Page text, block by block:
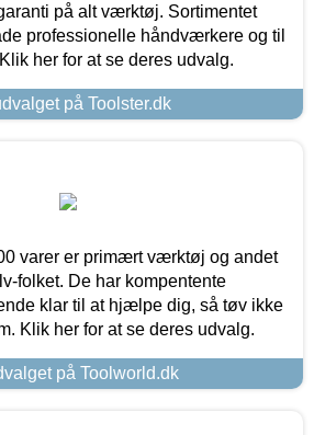
på alt værktøj. Sortimentet
professionelle håndværkere og til
her for at se deres udvalg.
på Toolster.dk
varer er primært værktøj og andet
folket. De har kompentente
klar til at hjælpe dig, så tøv ikke
Klik her for at se deres udvalg.
på Toolworld.dk